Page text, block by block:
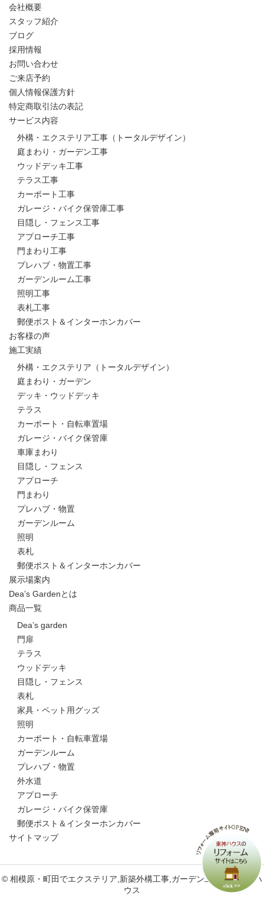
会社概要
スタッフ紹介
ブログ
採用情報
お問い合わせ
ご来店予約
個人情報保護方針
特定商取引法の表記
サービス内容
外構・エクステリア工事（トータルデザイン）
庭まわり・ガーデン工事
ウッドデッキ工事
テラス工事
カーポート工事
ガレージ・バイク保管庫工事
目隠し・フェンス工事
アプローチ工事
門まわり工事
プレハブ・物置工事
ガーデンルーム工事
照明工事
表札工事
郵便ポスト＆インターホンカバー
お客様の声
施工実績
外構・エクステリア（トータルデザイン）
庭まわり・ガーデン
デッキ・ウッドデッキ
テラス
カーポート・自転車置場
ガレージ・バイク保管庫
車庫まわり
目隠し・フェンス
アプローチ
門まわり
プレハブ・物置
ガーデンルーム
照明
表札
郵便ポスト＆インターホンカバー
展示場案内
Dea’s Gardenとは
商品一覧
Dea’s garden
門扉
テラス
ウッドデッキ
目隠し・フェンス
表札
家具・ペット用グッズ
照明
カーポート・自転車置場
ガーデンルーム
プレハブ・物置
外水道
アプローチ
ガレージ・バイク保管庫
郵便ポスト＆インターホンカバー
サイトマップ
© 相模原・町田でエクステリア,新築外構工事,ガーデン工事なら東神ハ
ウス